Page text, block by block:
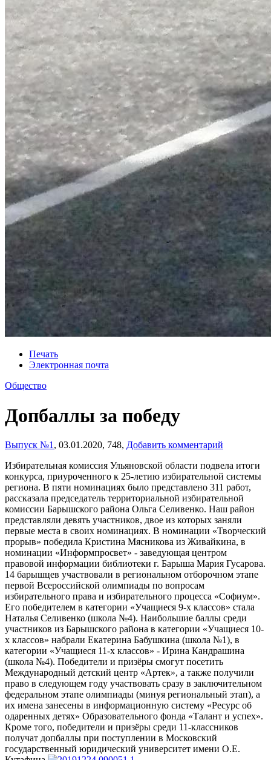
Печать
Электронная почта
Общество
Допбаллы за победу
Выпуск №1 , 03.01.2020, 748, Добавить комментарий
Избирательная комиссия Ульяновской области подвела итоги
конкурса, приуроченного к 25-летию избирательной системы
региона. В пяти номинациях было представлено 311 работ,
рассказала председатель территориальной избирательной
комиссии Барышского района Ольга Селивенко. Наш район
представляли девять участников, двое из которых заняли
первые места в своих номинациях. В номинации «Творческий
прорыв» победила Кристина Мясникова из Живайкина, в
номинации «Информпросвет» - заведующая центром
правовой информации библиотеки г. Барыша Мария Гусарова.
14 барышцев участвовали в региональном отборочном этапе
первой Всероссийской олимпиады по вопросам
избирательного права и избирательного процесса «Софиум».
Его победителем в категории «Учащиеся 9-х классов» стала
Наталья Селивенко (школа №4). Наибольшие баллы среди
участников из Барышского района в категории «Учащиеся 10-
х классов» набрали Екатерина Бабушкина (школа №1), в
категории «Учащиеся 11-х классов» - Ирина Кандрашина
(школа №4). Победители и призёры смогут посетить
Международный детский центр «Артек», а также получили
право в следующем году участвовать сразу в заключительном
федеральном этапе олимпиады (минуя региональный этап), а
их имена занесены в информационную систему «Ресурс об
одаренных детях» Образовательного фонда «Талант и успех».
Кроме того, победители и призёры среди 11-классников
получат допбаллы при поступлении в Московский
государственный юридический университет имени О.Е.